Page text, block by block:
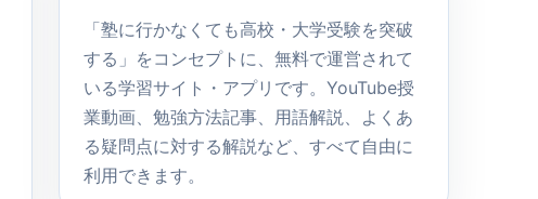
「塾に行かなくても高校・大学受験を突破
する」をコンセプトに、無料で運営されて
いる学習サイト・アプリです。YouTube授
業動画、勉強方法記事、用語解説、よくあ
る疑問点に対する解説など、すべて自由に
利用できます。